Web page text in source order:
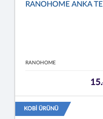
RANOHOME ANKA
RANOHOME
KOBİ ÜRÜNÜ